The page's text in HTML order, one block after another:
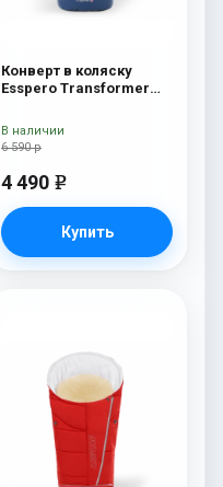
Конверт в коляску
Esspero Transformer
100% шерсть) Navy
6 590 р
4 490 e
Купить
В наличии